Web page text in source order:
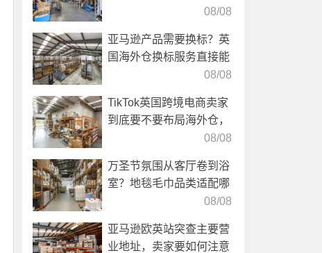
08/08
亚马逊产品需要换标？英
国海外仓换标服务直接能
08/08
TikTok英国跨境电商卖家
到底要不要布局海外仓，
08/08
万圣节氛围从客厅卷到浴
室？地毯毛巾品类适配哪
08/08
亚马逊欧英站突查主要营
业地址，卖家要如何注意